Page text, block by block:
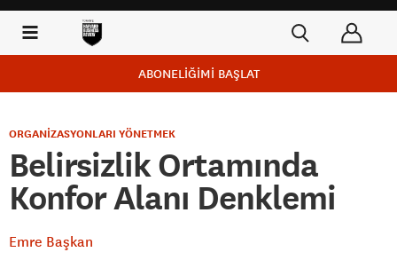
ABONELİĞİMİ BAŞLAT
ORGANİZASYONLARI YÖNETMEK
Belirsizlik Ortamında
Konfor Alanı Denklemi
Emre Başkan